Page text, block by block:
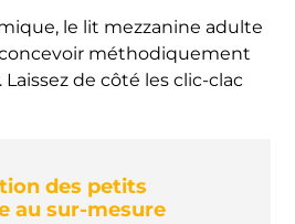
le lit mezzanine adulte
méthodiquement
de côté les clic-clac
des petits
au sur-mesure